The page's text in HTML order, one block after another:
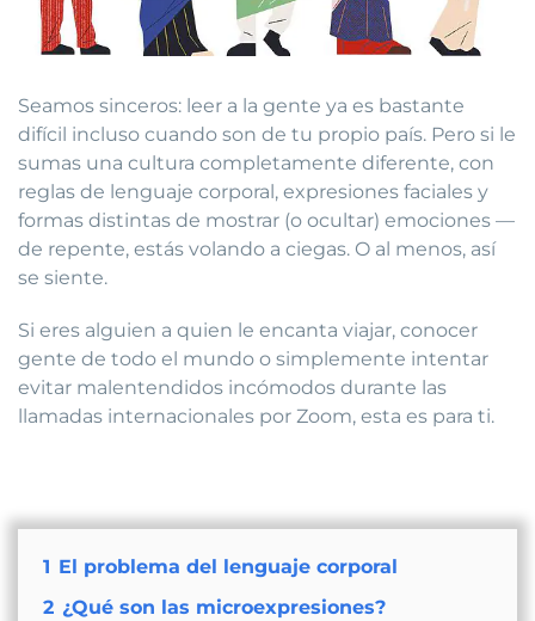
Seamos sinceros: leer a la gente ya es bastante
difícil incluso cuando son de tu propio país. Pero si le
sumas una cultura completamente diferente, con
reglas de lenguaje corporal, expresiones faciales y
formas distintas de mostrar (o ocultar) emociones —
de repente, estás volando a ciegas. O al menos, así
se siente.
Si eres alguien a quien le encanta viajar, conocer
gente de todo el mundo o simplemente intentar
evitar malentendidos incómodos durante las
llamadas internacionales por Zoom, esta es para ti.
1 El problema del lenguaje corporal
2 ¿Qué son las microexpresiones?